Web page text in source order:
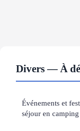
Divers — À
Événements et
séjour en camping